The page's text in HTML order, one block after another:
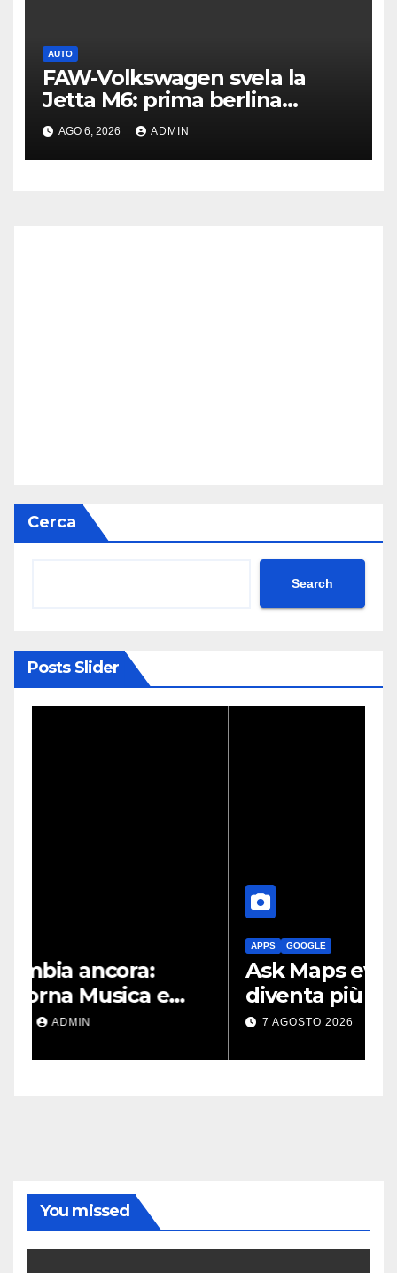
AUTO
FAW-Volkswagen svela la
Jetta M6: prima berlina
elettrica del marchio
AGO 6, 2026 ADMIN
Cerca
Search
Posts Slider
Ask Maps evolve: così Maps
diventa più intelligente
grazie a Gemini
7 AGOSTO 2026
You missed